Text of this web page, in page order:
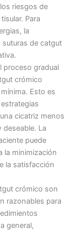
riesgos de
Para
la
suturas de catgut
proceso gradual
crómico
Esto es
cicatriz menos
deseable. La
puede
la minimización
la satisfacción
crómico son
razonables para
general,